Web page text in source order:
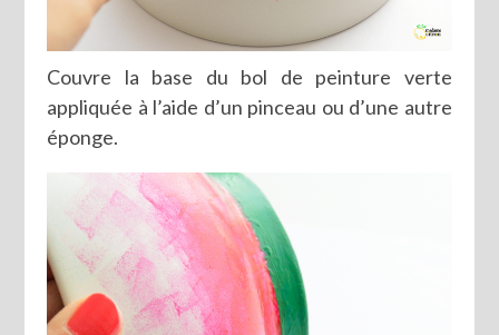
Couvre la base du bol de peinture verte
appliquée à l’aide d’un pinceau ou d’une autre
éponge.